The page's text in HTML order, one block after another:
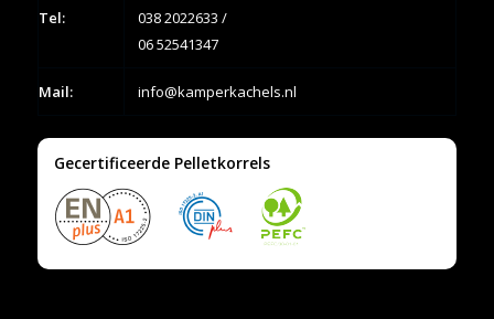
Tel: 038 2022633 /
06 52541347
Mail: info@kamperkachels.nl
Gecertificeerde Pelletkorrels